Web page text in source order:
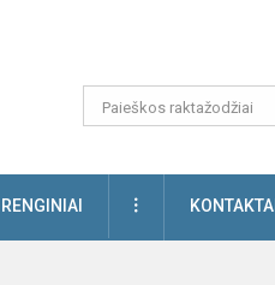
RENGINIAI DAUGIAUKONTAKTAI